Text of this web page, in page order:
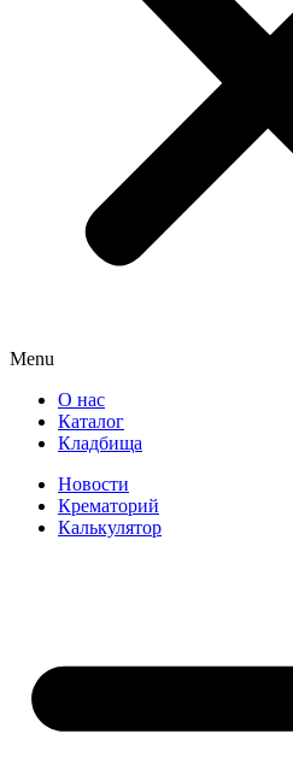
Menu
О нас
Каталог
Кладбища
Новости
Крематорий
Калькулятор